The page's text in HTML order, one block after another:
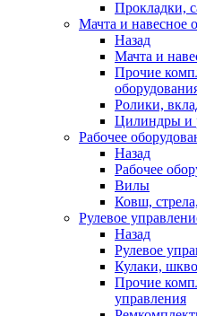
Прокладки,
Мачта и навесное
Назад
Мачта и
Прочие
Ролики,
Цилиндры и
Рабочее
Назад
Рабочее
Вилы
Ковш,
Рулевое
Назад
Рулевое
Кулаки,
Прочие
управления